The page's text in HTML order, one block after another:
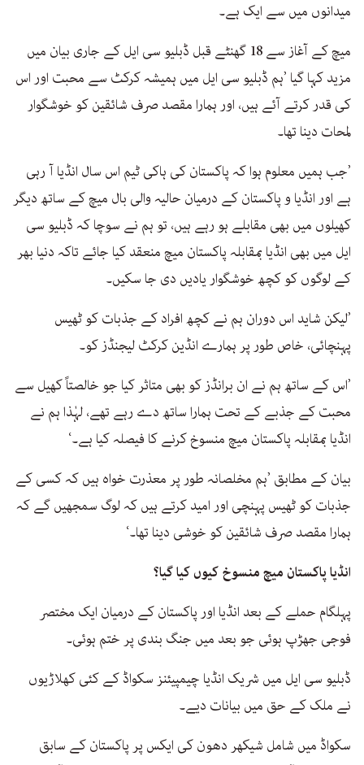
میدانوں میں سے ایک ہے۔
میچ کے آغاز سے 18 گھنٹے قبل ڈبلیو سی ایل کے جاری بیان میں
مزید کہا گیا ’ہم ڈبلیو سی ایل میں ہمیشہ کرکٹ سے محبت اور اس
کی قدر کرتے آئے ہیں، اور ہمارا مقصد صرف شائقین کو خوشگوار
لمحات دینا تھا۔
’جب ہمیں معلوم ہوا کہ پاکستان کی ہاکی ٹیم اس سال انڈیا آ رہی
ہے اور انڈیا و پاکستان کے درمیان حالیہ والی بال میچ کے ساتھ دیگر
کھیلوں میں بھی مقابلے ہو رہے ہیں، تو ہم نے سوچا کہ ڈبلیو سی
ایل میں بھی انڈیا بمقابلہ پاکستان میچ منعقد کیا جائے تاکہ دنیا بھر
کے لوگوں کو کچھ خوشگوار یادیں دی جا سکیں۔
’لیکن شاید اس دوران ہم نے کچھ افراد کے جذبات کو ٹھیس
پہنچائی، خاص طور پر ہمارے انڈین کرکٹ لیجنڈز کو۔
’اس کے ساتھ ہم نے ان برانڈز کو بھی متاثر کیا جو خالصتاً کھیل سے
محبت کے جذبے کے تحت ہمارا ساتھ دے رہے تھے، لہٰذا ہم نے
انڈیا بمقابلہ پاکستان میچ منسوخ کرنے کا فیصلہ کیا ہے۔‘
بیان کے مطابق ’ہم مخلصانہ طور پر معذرت خواہ ہیں کہ کسی کے
جذبات کو ٹھیس پہنچی اور امید کرتے ہیں کہ لوگ سمجھیں گے کہ
ہمارا مقصد صرف شائقین کو خوشی دینا تھا۔‘
انڈیا پاکستان میچ منسوخ کیوں کیا گیا؟
پہلگام حملے کے بعد انڈیا اور پاکستان کے درمیان ایک مختصر
فوجی جھڑپ ہوئی جو بعد میں جنگ بندی پر ختم ہوئی۔
ڈبلیو سی ایل میں شریک انڈیا چیمپیئنز سکواڈ کے کئی کھلاڑیوں
نے ملک کے حق میں بیانات دیے۔
سکواڈ میں شامل شیکھر دھون کی ایکس پر پاکستان کے سابق